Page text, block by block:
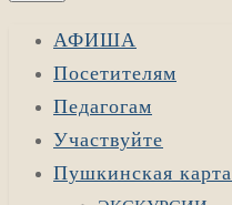
АФИША
Посетителям
Педагогам
Участвуйте
Пушкинская карта